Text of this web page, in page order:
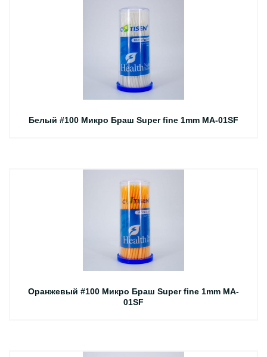
Белый #100 Микро Браш Super fine 1mm MA-01SF
Оранжевый #100 Микро Браш Super fine 1mm MA-
01SF